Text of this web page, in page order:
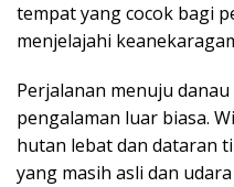
tempat yang cocok bagi
menjelajahi
Perjalanan menuju
pengalaman luar biasa.
hutan lebat dan dataran
yang masih asli dan